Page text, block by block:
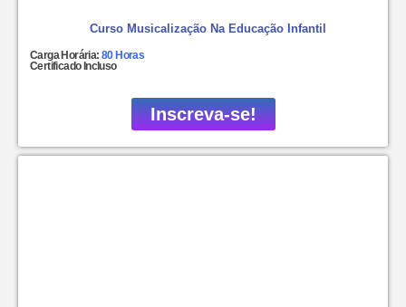
Curso Musicalização Na Educação Infantil
Carga Horária:80 Horas
Certificado Incluso
Inscreva-se!